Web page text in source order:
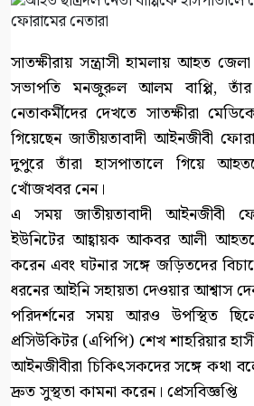
সাতক্ষীরায় সন্ত্রাসী হামলায় আহত
সভাপতি মনজুরুল আলম বাপ্পি,
নেতাকর্মীদের দেখতে সাতক্ষীরা
গিয়েছেন জাতীয়তাবাদী আইনজীবী
দুপুরে তাঁরা হাসপাতালে গিয়ে
খোঁজখবর নেন।
এ সময় জাতীয়তাবাদী আইনজীবী
ইউনিটের আহ্বায়ক আকবর আলী
করেন এবং ঘটনার সঙ্গে জড়িতদের
ধরনের আইনি সহায়তা দেওয়ার আশ্বাস
পরিদর্শনের সময় আরও উপস্থিত
প্রসিউকিটর (এপিপি) শেখ শাহরিয়ার
আইনজীবীরা চিকিৎসকদের সঙ্গে কথা
দ্রুত সুস্থতা কামনা করেন। প্রেসবিজ্ঞপ্তি